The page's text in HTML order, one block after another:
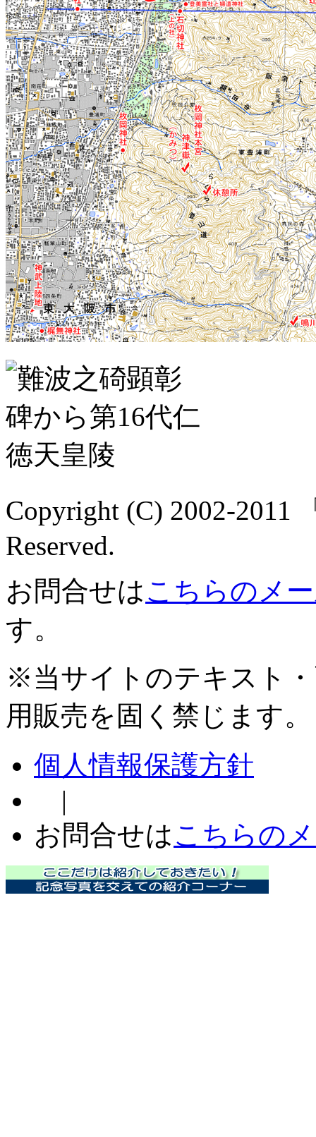
Copyright (C) 2002-2011
Reserved.
お問合せはこちらのメ
す。
※当サイトのテキスト
用販売を固く禁じます。
個人情報保護方針
|
お問合せはこちらの